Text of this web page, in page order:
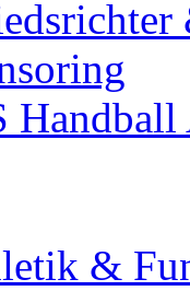
Handball
&